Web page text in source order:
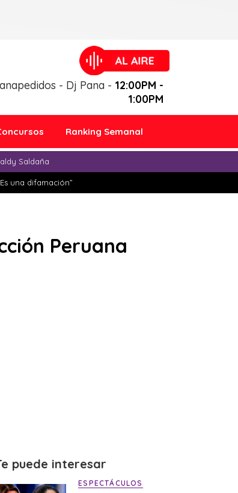
- Dj Pana - 12:00PM -
1:00PM
Ranking Semanal
Saldaña
una difamación”
Peruana
puede interesar
ESPECTÁCULOS